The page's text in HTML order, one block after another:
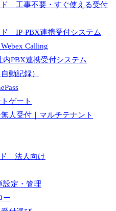
｜工事不要・すぐ使える受付
｜IP-PBX連携受付システム
Calling
内PBX連携受付システム
動記録）
ゲート
人受付｜マルチテナント
｜法人向け
設定・管理
ー